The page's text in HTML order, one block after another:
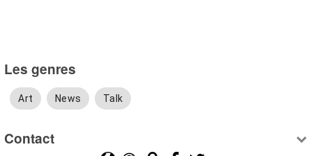
Les genres
Art News Talk
Contact